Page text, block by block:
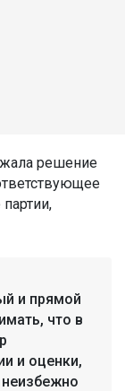
решение
и прямой
что в
и оценки,